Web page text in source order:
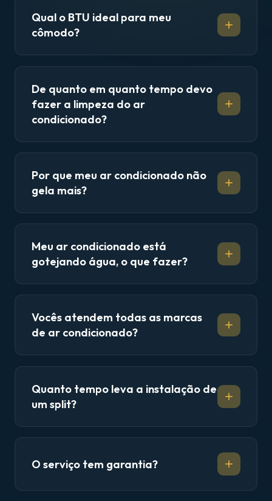
Qual o BTU ideal para meu
cômodo?
De quanto em quanto tempo devo
fazer a limpeza do ar
condicionado?
Por que meu ar condicionado não
gela mais?
Meu ar condicionado está
gotejando água, o que fazer?
Vocês atendem todas as marcas
de ar condicionado?
Quanto tempo leva a instalação de
um split?
O serviço tem garantia?